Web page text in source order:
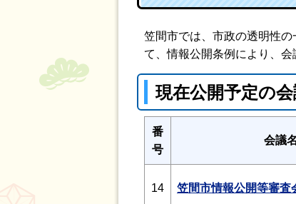
笠間市では、市政の透明性
て、情報公開条例により、会
現在公開予定の
番
号
会議名
14 笠間市情報公開等審査